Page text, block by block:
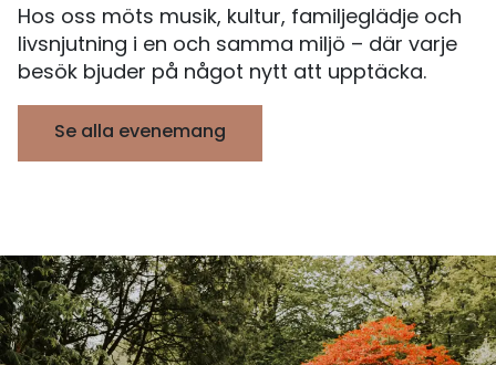
Hos oss möts musik, kultur, familjeglädje och
livsnjutning i en och samma miljö – där varje
besök bjuder på något nytt att upptäcka.
Se alla evenemang